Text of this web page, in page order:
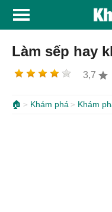
Làm sếp hay
3,7
🏠 Khám phá Khám